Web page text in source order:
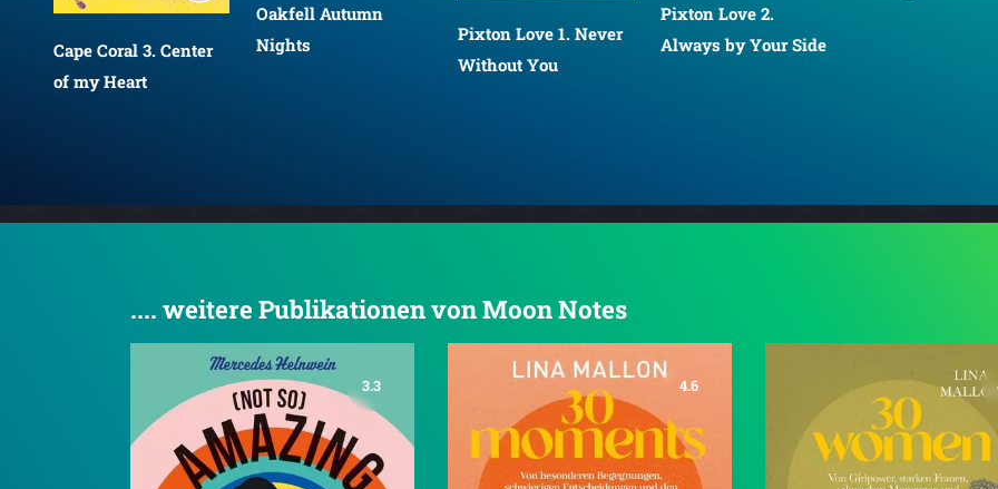
Cape Coral 3. Center
of my Heart
Oakfell Autumn
Nights
Pixton Love 1. Never
Without You
Pixton Love 2.
Always by Your Side
.... weitere Publikationen von Moon Notes
3.3 4.6